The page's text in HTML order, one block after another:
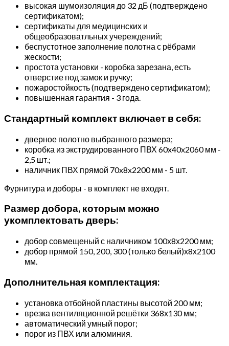
высокая шумоизоляция до 32 дБ (подтверждено
сертификатом);
сертификаты для медицинских и
общеобразоватльных учереждений;
беспустотное заполнение полотна с рёбрами
жескости;
простота установки - коробка зарезана, есть
отверстие под замок и ручку;
пожаростойкость (подтверждено сертификатом);
повышенная гарантия - 3 года.
Стандартный комплект включает в себя:
дверное полотно выбранного размера;
коробка из экструдированного ПВХ 60x40x2060 мм -
2,5 шт.;
наличник ПВХ прямой 70x8x2200 мм - 5 шт.
Фурнитура и доборы - в комплект не входят.
Размер добора, которым можно
укомплектовать дверь:
добор совмещеный с наличником 100х8х2200 мм;
добор прямой 150, 200, 300 (только белый)х8х2100
мм.
Дополнительная комплектация:
установка отбойной пластины высотой 200 мм;
врезка вентиляционной решётки 368х130 мм;
автоматический умный порог;
порог из ПВХ или алюминия.